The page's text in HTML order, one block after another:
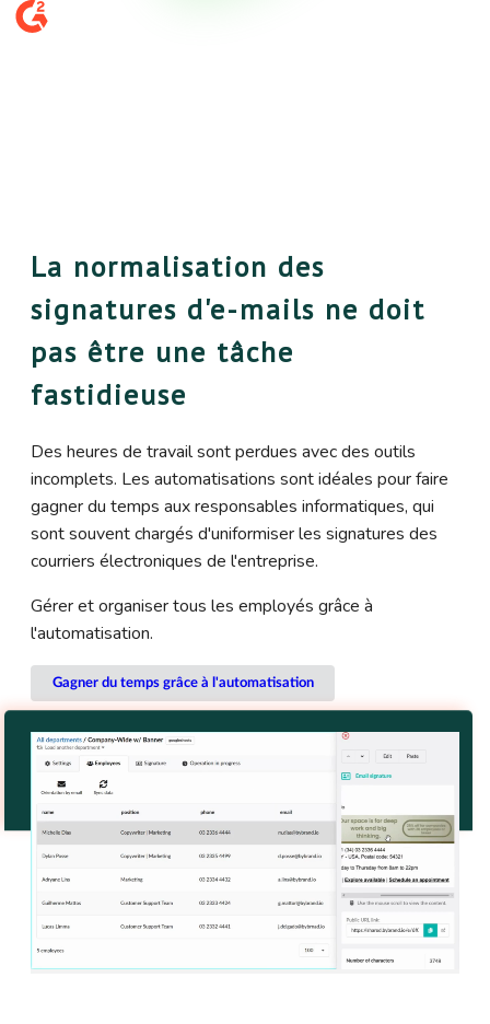
La normalisation des
signatures d'e-mails ne doit
pas être une tâche
fastidieuse
Des heures de travail sont perdues avec des outils
incomplets. Les automatisations sont idéales pour faire
gagner du temps aux responsables informatiques, qui
sont souvent chargés d'uniformiser les signatures des
courriers électroniques de l'entreprise.
Gérer et organiser tous les employés grâce à
l'automatisation.
Gagner du temps grâce à l'automatisation